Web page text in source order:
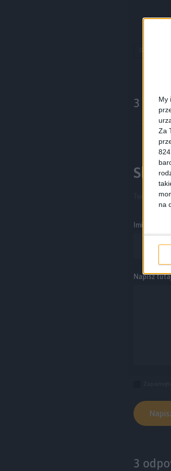
My
Za
na
3
Twój
Imię i
Napisz
3